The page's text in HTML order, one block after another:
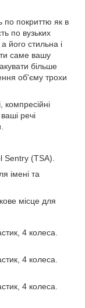
по покриттю як в
по вузьких
його стильна і
саме вашу
більше
об'єму трохи
компресійні
речі
Sentry (TSA).
імені та
місце для